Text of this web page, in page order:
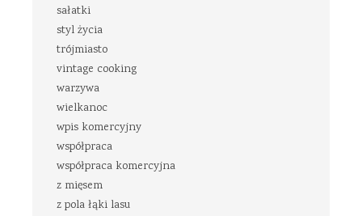
sałatki
styl życia
trójmiasto
vintage cooking
warzywa
wielkanoc
wpis komercyjny
współpraca
współpraca komercyjna
z mięsem
z pola łąki lasu